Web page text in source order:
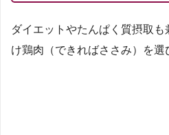
ダイエットやたんぱく質摂取
け鶏肉（できればささみ）を選